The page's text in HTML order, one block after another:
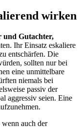
wirken
und Gutachter,
Ihr Einsatz eskaliere
entschärfen. Die
sollten nur bei
eine unmittelbare
niemals bei
passiv der
aggressiv seien. Eine
auch der